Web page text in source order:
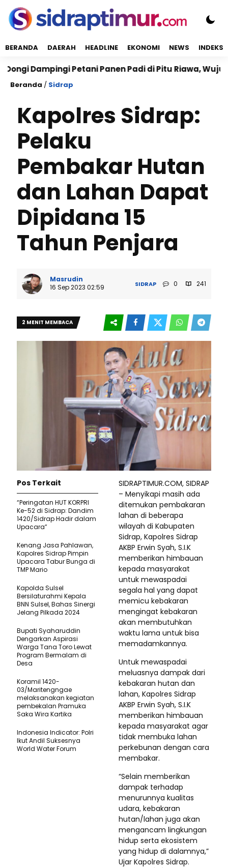
BERANDA DAERAH HEADLINE EKONOMI NEWS INDEKS
Petani Panen Padi di Pitu Riawa, Wujudkan
Beranda / Sidrap
Kapolres Sidrap:
Pelaku
Pembakar Hutan
dan Lahan Dapat
Dipidana 15
Tahun Penjara
Masrudin
16 Sep 2023 02:59
SIDRAP 0 241
2 MENIT MEMBACA
SIDRAPTIMUR.COM, SIDRAP
– Menyikapi masih ada
ditemukan pembakaran
lahan di beberapa
wilayah di Kabupaten
Sidrap, Kapolres Sidrap
AKBP Erwin Syah, S.I.K
memberikan himbauan
kepada masyarakat
untuk mewaspadai
segala hal yang dapat
memicu kebakaran
mengingat kebakaran
akan membutuhkan
waktu lama untuk bisa
memadamkannya.
Untuk mewaspadai
meluasnya dampak dari
kebakaran hutan dan
lahan, Kapolres Sidrap
AKBP Erwin Syah, S.I.K
memberikan himbauan
kepada masyarakat agar
tidak membuka lahan
perkebunan dengan cara
membakar.
“Selain memberikan
dampak terhadap
menurunnya kualitas
udara, kebakaran
hutan/lahan juga akan
mengancam lingkungan
hidup serta ekosistem
yang hidup di dalamnya,”
Ujar Kapolres Sidrap.
Pos Terkait
“Peringatan HUT KORPRI
Ke-52 di Sidrap: Dandim
1420/Sidrap Hadir dalam
Upacara”
Kenang Jasa Pahlawan,
Kapolres Sidrap Pimpin
Upacara Tabur Bunga di
TMP Mario
Kapolda Sulsel
Bersilaturahmi Kepala
BNN Sulsel, Bahas Sinergi
Jelang Pilkada 2024
Bupati Syaharuddin
Dengarkan Aspirasi
Warga Tana Toro Lewat
Program Bermalam di
Desa
Koramil 1420-
03/Maritengngae
melaksanakan kegiatan
pembekalan Pramuka
Saka Wira Kartika
Indonesia Indicator: Polri
Ikut Andil Suksesnya
World Water Forum